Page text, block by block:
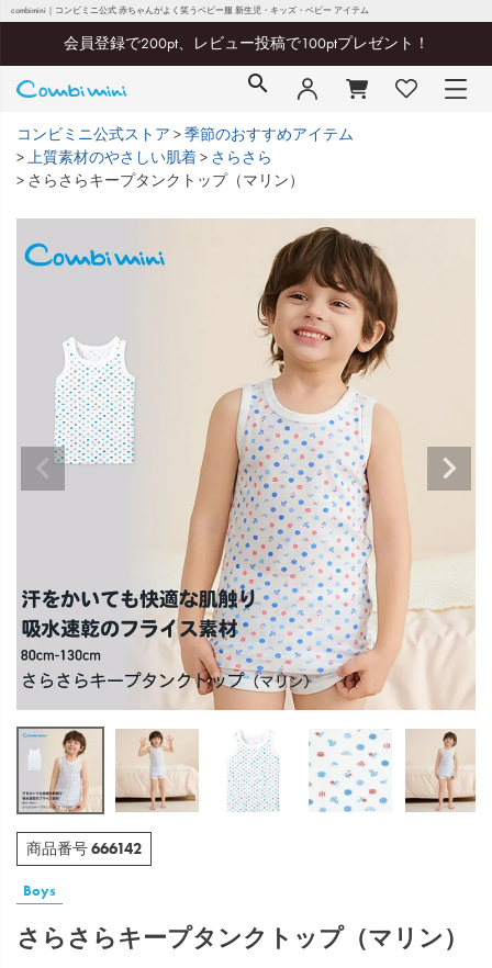
combimini｜コンビミニ公式 赤ちゃんがよく笑うベビー服 新生児・キッズ・ベビー アイテム
会員登録で200pt、レビュー投稿で100ptプレゼント！
コンビミニ公式ストア
季節のおすすめアイテム
上質素材のやさしい肌着
さらさら
さらさらキープタンクトップ（マリン）
商品番号666142
Boys
さらさらキープタンクトップ（マリン）